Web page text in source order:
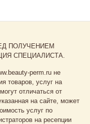
ПОЛУЧЕНИЕМ
СПЕЦИАЛИСТА.
perm.ru не
товаров, услуг на
отличаться от
на сайте, может
услуг по
на ресепции